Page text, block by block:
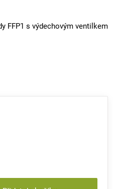
FFP1 s výdechovým ventilkem